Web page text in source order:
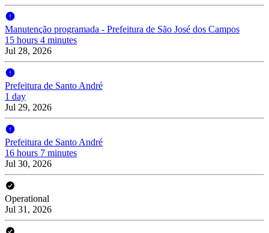
Manutenção programada - Prefeitura de São José dos Campos
15 hours 4 minutes
Jul 28, 2026
Prefeitura de Santo André
1 day
Jul 29, 2026
Prefeitura de Santo André
16 hours 7 minutes
Jul 30, 2026
Operational
Jul 31, 2026